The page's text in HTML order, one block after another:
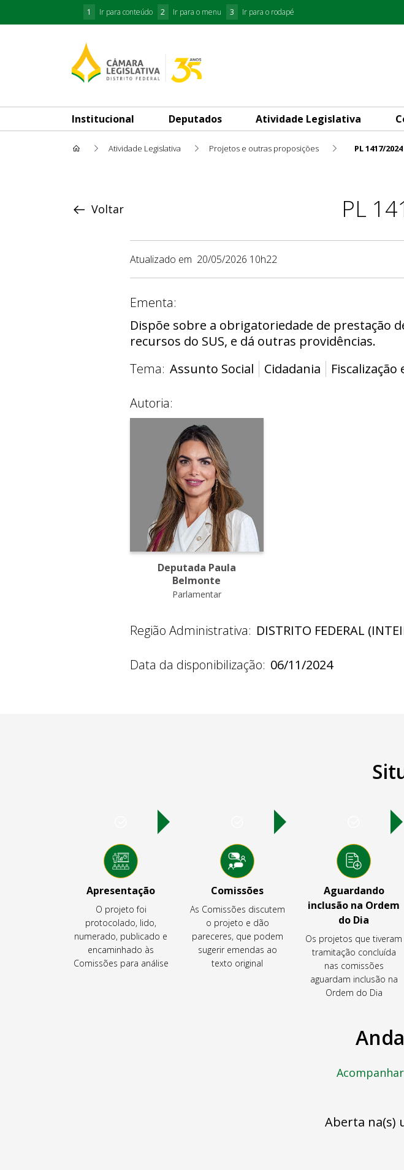
1 Ir para conteúdo 2 Ir para o menu 3 Ir para o rodapé
Institucional Deputados Atividade Legislativa
Atividade Legislativa Projetos e outras proposições PL 1417/2024
PL
Voltar
Atualizado em 20/05/2026 10h22
Ementa:
Dispõe sobre a obrigatoriedade de prestação
recursos do SUS, e dá outras providências.
Tema: Assunto Social Cidadania Fiscalização
Autoria:
Deputada Paula
Belmonte
Parlamentar
Região Administrativa: DISTRITO FEDERAL
Data da disponibilização: 06/11/2024
Apresentação
O projeto foi
protocolado, lido,
numerado, publicado e
encaminhado às
Comissões para análise
Comissões
As Comissões discutem
o projeto e dão
pareceres, que podem
sugerir emendas ao
texto original
Aguardando
inclusão na Ordem
do Dia
Os projetos que tiveram
tramitação concluída
nas comissões
aguardam inclusão na
Ordem do Dia
Aberta na(s)